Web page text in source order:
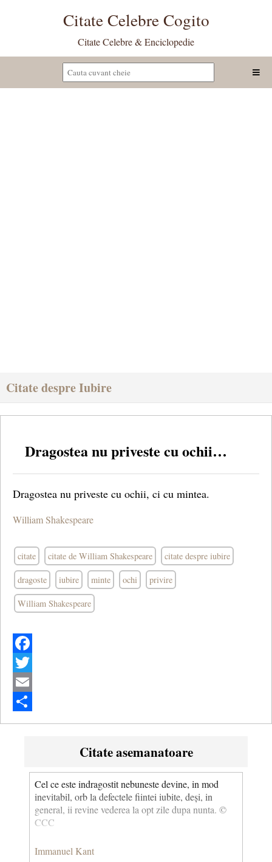
Citate Celebre Cogito
Citate Celebre & Enciclopedie
Citate despre Iubire
Dragostea nu priveste cu ochii…
Dragostea nu priveste cu ochii, ci cu mintea.
William Shakespeare
citate citate de William Shakespeare citate despre iubire
dragoste iubire minte ochi privire
William Shakespeare
Facebook
Twitter
Email
Share
Citate asemanatoare
Cel ce este indragostit nebuneste devine, in mod
inevitabil, orb la defectele fiintei iubite, deși, in
general, ii revine vederea la opt zile dupa nunta. ©
CCC
Immanuel Kant